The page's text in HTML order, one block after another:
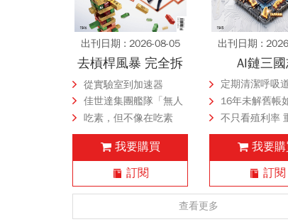
出刊日期 : 2026-08-05
去槓桿風暴 完全拆
解
從實驗室到加速器
佳世達集團艦隊「無人
機小隊起飛」！投資新
創擎壤、翔隆，總座親
督軍養大精兵：鎖定美
日頂級客戶切入
吃素，但不像在吃素
我要購買
訂閱
出刊日期 :
AI鏈三
定期清潔呼吸
可治療特徵 有
情 反覆咳痰
心是支氣管擴
16年未解舊帳
市場將以更高
侯西峰東山再
揚的爭議與挑
不只看殖利率
收益來源 八檔
股息ETF 配息
我要購
訂閱
查看更多